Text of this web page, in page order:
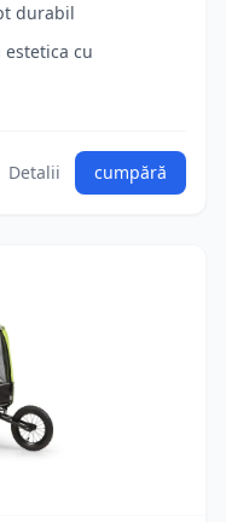
durabil
cu
Detalii cumpără